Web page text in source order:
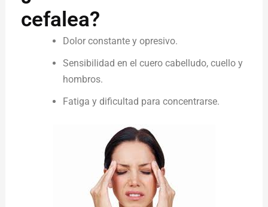
cefalea?
Dolor constante y opresivo.
Sensibilidad en el cuero cabelludo, cuello y
hombros.
Fatiga y dificultad para concentrarse.